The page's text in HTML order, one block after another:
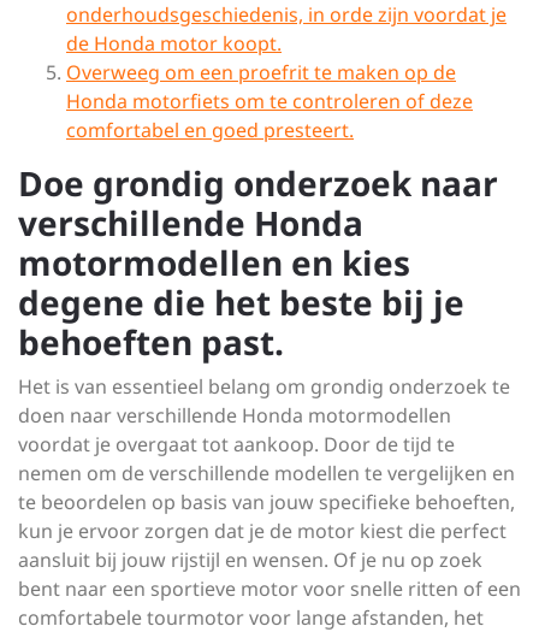
onderhoudsgeschiedenis, in orde zijn voordat je
de Honda motor koopt.
Overweeg om een proefrit te maken op de
Honda motorfiets om te controleren of deze
comfortabel en goed presteert.
Doe grondig onderzoek naar
verschillende Honda
motormodellen en kies
degene die het beste bij je
behoeften past.
Het is van essentieel belang om grondig onderzoek te
doen naar verschillende Honda motormodellen
voordat je overgaat tot aankoop. Door de tijd te
nemen om de verschillende modellen te vergelijken en
te beoordelen op basis van jouw specifieke behoeften,
kun je ervoor zorgen dat je de motor kiest die perfect
aansluit bij jouw rijstijl en wensen. Of je nu op zoek
bent naar een sportieve motor voor snelle ritten of een
comfortabele tourmotor voor lange afstanden, het